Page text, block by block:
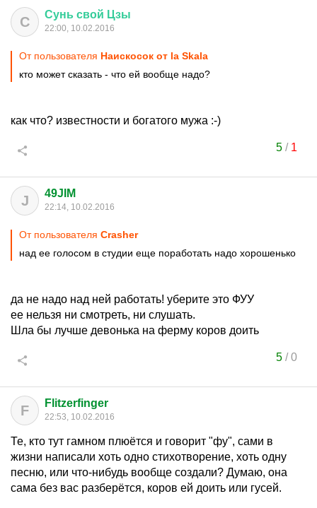
С Сунь свой Цзы
22:00, 10.02.2016
От пользователя Наискосок от la Skala
кто может сказать - что ей вообще надо?
как что? известности и богатого мужа :-)
5/ 1
J 49JIM
22:14, 10.02.2016
От пользователя Crasher
над ее голосом в студии еще поработать надо хорошенько
да не надо над ней работать! уберите это ФУУ
ее нельзя ни смотреть, ни слушать.
Шла бы лучше девонька на ферму коров доить
5/0
F Flitzerfinger
22:53, 10.02.2016
Те, кто тут гамном плюётся и говорит "фу", сами в
жизни написали хоть одно стихотворение, хоть одну
песню, или что-нибудь вообще создали? Думаю, она
сама без вас разберётся, коров ей доить или гусей.